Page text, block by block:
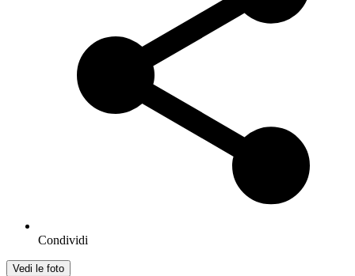
Condividi
Vedi le foto